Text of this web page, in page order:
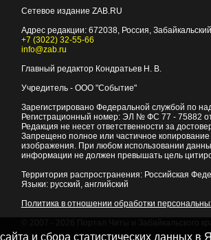
Сетевое издание ZAB.RU
Адрес редакции: 672038, Россия,
+7 (3022) 32-55-66
info@zab.ru
Главный редактор Кондратьев Н. В.
Учредитель - ООО "Событие"
Зарегистрировано Федеральной службой по
Регистрационный номер: ЭЛ № ФС 77 - 75882
Редакция не несет ответственности за
Запрещено полное или частичное
изображения. При любом использовании
информации не должен превышать цель
Территория распространения: Российская
Языки: русский, английский
Политика в отношении обработки
и сбора статистических данных в